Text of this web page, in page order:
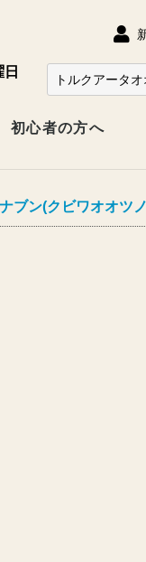
初心者の方へ
ブン(クビワオオツ